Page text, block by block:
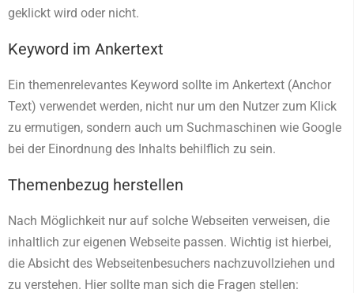
geklickt wird oder nicht.
Keyword im Ankertext
Ein themenrelevantes Keyword sollte im Ankertext (Anchor
Text) verwendet werden, nicht nur um den Nutzer zum Klick
zu ermutigen, sondern auch um Suchmaschinen wie Google
bei der Einordnung des Inhalts behilflich zu sein.
Themenbezug herstellen
Nach Möglichkeit nur auf solche Webseiten verweisen, die
inhaltlich zur eigenen Webseite passen. Wichtig ist hierbei,
die Absicht des Webseitenbesuchers nachzuvollziehen und
zu verstehen. Hier sollte man sich die Fragen stellen: